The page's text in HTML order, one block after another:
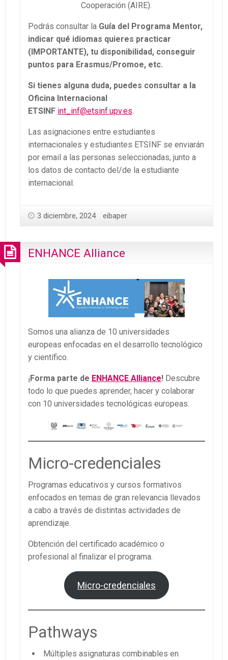
Cooperación (AIRE).
Podrás consultar la Guía del Programa Mentor,
indicar qué idiomas quieres practicar
(IMPORTANTE), tu disponibilidad, conseguir
puntos para Erasmus/Promoe, etc.
Si tienes alguna duda, puedes consultar a la
Oficina Internacional
ETSINF int_inf@etsinf.upv.es.
Las asignaciones entre estudiantes
internacionales y estudiantes ETSINF se enviarán
por email a las personas seleccionadas, junto a
los datos de contacto del/de la estudiante
internacional.
3 diciembre, 2024 eibaper
ENHANCE Alliance
Somos una alianza de 10 universidades
europeas enfocadas en el desarrollo tecnológico
y científico.
¡ Forma parte de ENHANCE Alliance! Descubre
todo lo que puedes aprender, hacer y colaborar
con 10 universidades tecnológicas europeas.
Micro-credenciales
Programas educativos y cursos formativos
enfocados en temas de gran relevancia llevados
a cabo a través de distintas actividades de
aprendizaje.
Obtención del certificado académico o
profesional al finalizar el programa.
Micro-credenciales
Pathways
Múltiples asignaturas combinables en